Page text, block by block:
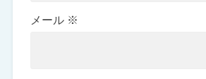
メール ※